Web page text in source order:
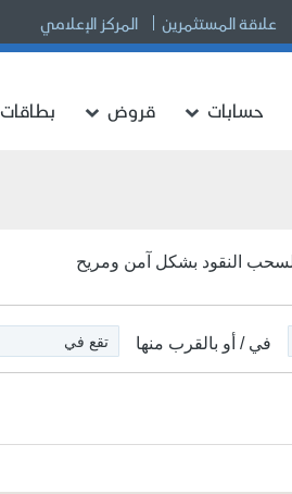
علاقة المستثمرين المركز الإعلامي
حسابات قروض بطاقات
في / أو بالقرب منها تقع في